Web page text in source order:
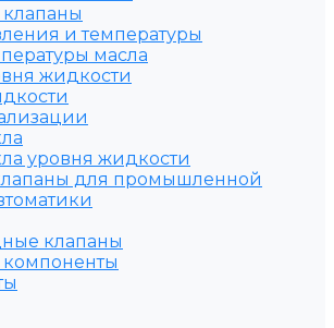
и температуры
масла
жидкости
уровня жидкости
для промышленной
клапаны